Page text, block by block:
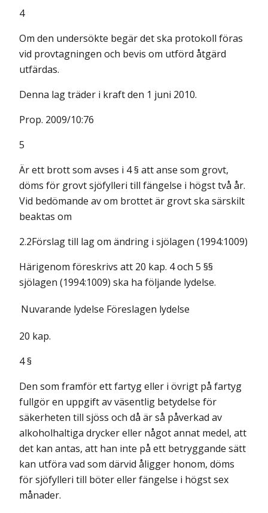
4
Om den undersökte begär det ska protokoll föras
vid provtagningen och bevis om utförd åtgärd
utfärdas.
Denna lag träder i kraft den 1 juni 2010.
Prop. 2009/10:76
5
Är ett brott som avses i 4 § att anse som grovt,
döms för grovt sjöfylleri till fängelse i högst två år.
Vid bedömande av om brottet är grovt ska särskilt
beaktas om
2.2Förslag till lag om ändring i sjölagen (1994:1009)
Härigenom föreskrivs att 20 kap. 4 och 5 §§
sjölagen (1994:1009) ska ha följande lydelse.
Nuvarande lydelse Föreslagen lydelse
20 kap.
4 §
Den som framför ett fartyg eller i övrigt på fartyg
fullgör en uppgift av väsentlig betydelse för
säkerheten till sjöss och då är så påverkad av
alkoholhaltiga drycker eller något annat medel, att
det kan antas, att han inte på ett betryggande sätt
kan utföra vad som därvid åligger honom, döms
för sjöfylleri till böter eller fängelse i högst sex
månader.